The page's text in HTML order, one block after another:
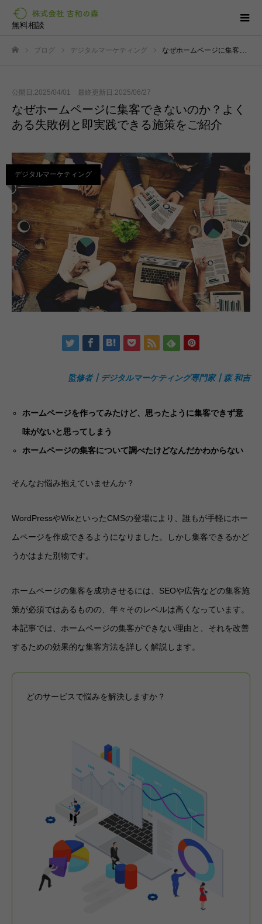
無料相談
ブログ デジタルマーケティング なぜホームページに集客できないのか？よくある失敗例と即実践できる施策をご紹介
公開日:2025/04/01 最終更新日:2025/06/27
なぜホームページに集客できないのか？よく
ある失敗例と即実践できる施策をご紹介
デジタルマーケティング
監修者┃デジタルマーケティング専門家┃森 和吉
ホームページを作ってみたけど、思ったように集客できず意
味がないと思ってしまう
ホームページの集客について調べたけどなんだかわからない
そんなお悩み抱えていませんか？
WordPressやWixといったCMSの登場により、誰もが手軽にホー
ムページを作成できるようになりました。しかし集客できるかど
うかはまた別物です。
ホームページの集客を成功させるには、SEOや広告などの集客施
策が必須ではあるものの、年々そのレベルは高くなっています。
本記事では、ホームページの集客ができない理由と、それを改善
するための効果的な集客方法を詳しく解説します。
どのサービスで悩みを解決しますか？